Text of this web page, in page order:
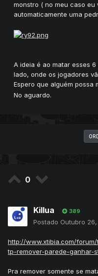
monstro ( no meu caso eu
automaticamente uma
A ideia é ao matar esses
lado, onde os jogadores
Espero que alguém possa
No aguardo.
0
Killua 389
Postado Outubro 26,
http://www.xtibia.com/
tp-remover-parede-ganhar-
Pra remover somente se